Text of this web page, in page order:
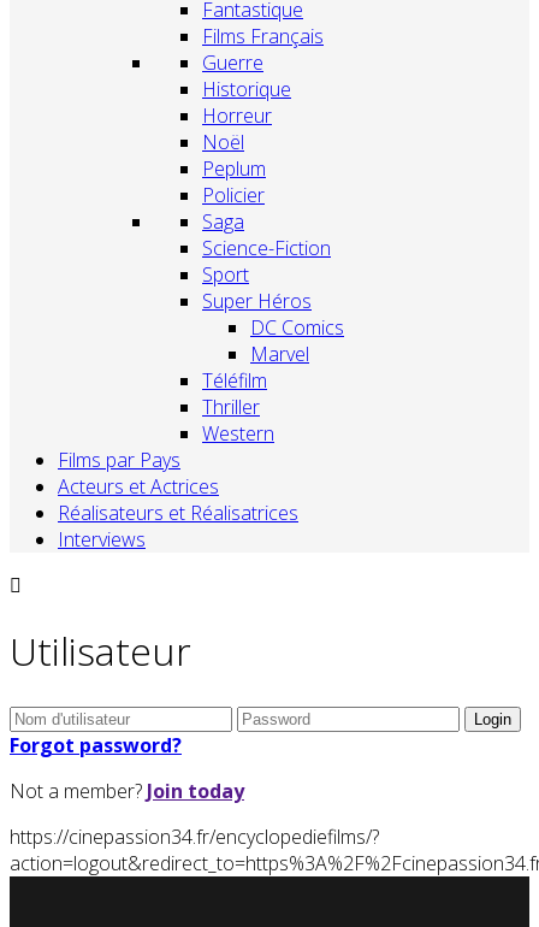
Fantastique
Films Français
Guerre
Historique
Horreur
Noël
Peplum
Policier
Saga
Science-Fiction
Sport
Super Héros
DC Comics
Marvel
Téléfilm
Thriller
Western
Films par Pays
Acteurs et Actrices
Réalisateurs et Réalisatrices
Interviews
Utilisateur
Forgot password?
Not a member? Join today
https://cinepassion34.fr/encyclopediefilms/?